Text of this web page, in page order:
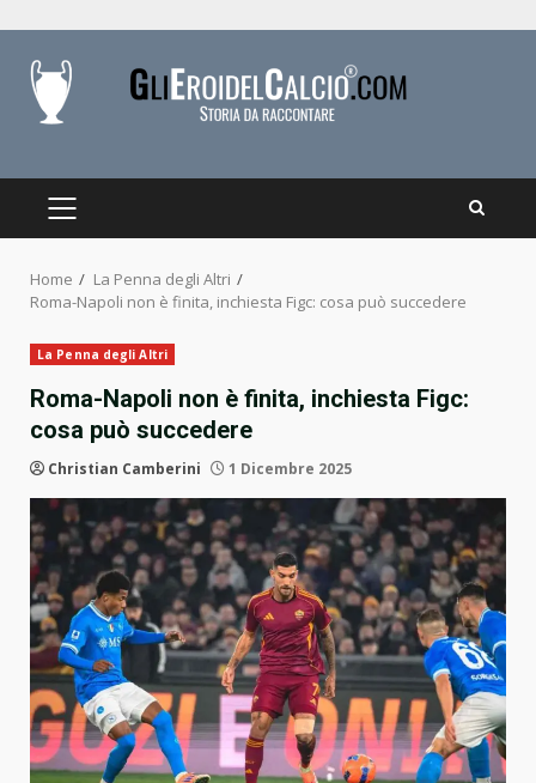
content
PRIMARY
Home
La Penna degli Altri
Roma-Napoli non è finita, inchiesta Figc: cosa può succedere
La Penna degli Altri
Roma-Napoli non è finita, inchiesta Figc:
cosa può succedere
Christian Camberini 1 Dicembre 2025